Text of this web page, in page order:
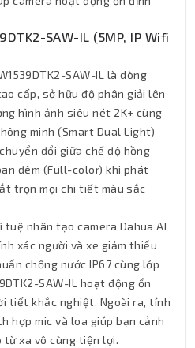
SAW-IL (5MP, IP Wifi
SAW-IL là dòng
cấp, sở hữu độ phân giải lên
hình ảnh siêu nét 2K+ cùng
minh (Smart Dual Light)
đổi giữa chế độ hồng
đêm (Full-color) khi phát
trọn mọi chi tiết màu sắc
nhân tạo camera Dahua AI
xác người và xe giảm thiểu
chống nước IP67 cùng lớp
SAW-IL hoạt động ổn
tiết khắc nghiệt. Ngoài ra, tính
hợp mic và loa giúp bạn cảnh
từ xa vô cùng tiện lợi.